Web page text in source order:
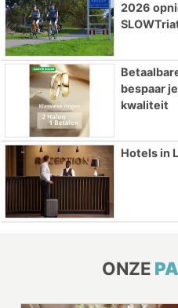
2026
bespaar
kwaliteit
Hotels in
ONZE